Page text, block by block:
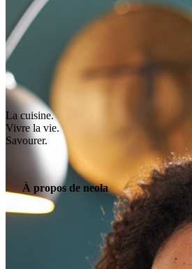
La cuisine.
Vivre la vie.
Savourer.
À propos de neola